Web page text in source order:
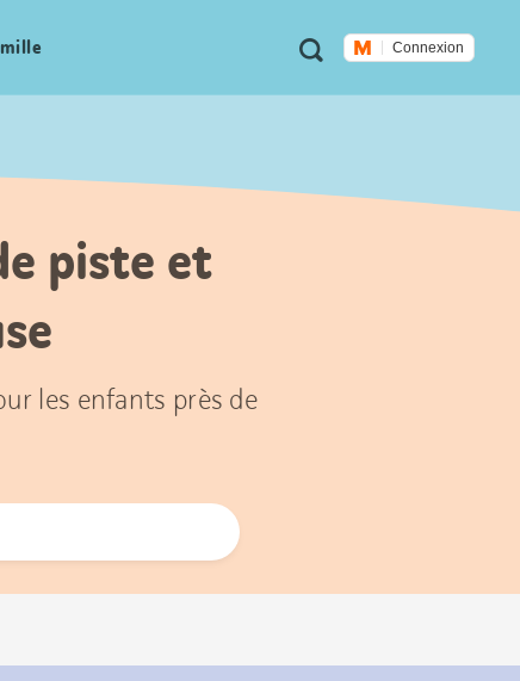
Métanavigation
RechercheConnexion
piste et
les enfants près de